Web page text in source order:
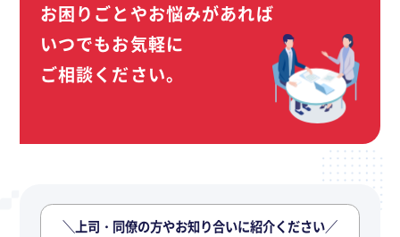
お困りごとやお悩みがあれば
いつでもお気軽に
ご相談ください。
＼上司・同僚の方やお知り合いに紹介ください／